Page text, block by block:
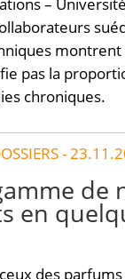
montrent
pas la
chroniques.
-
de
en
des